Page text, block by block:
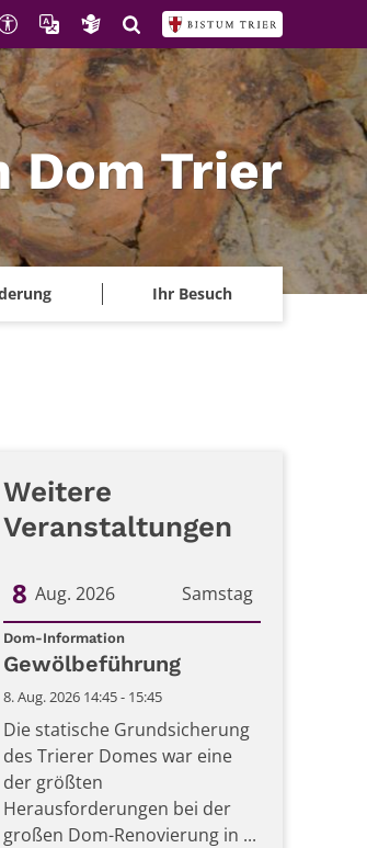
Dom Trier
Ihr Besuch
Weitere
Veranstaltungen
Samstag
8 Aug. 2026
Datum: 8. August 2026
Dom-Information:
Gewölbeführung
8. Aug. 2026 14:45 - 15:45
Die statische Grundsicherung
des Trierer Domes war eine
der größten
Herausforderungen bei der
großen Dom-Renovierung in ...